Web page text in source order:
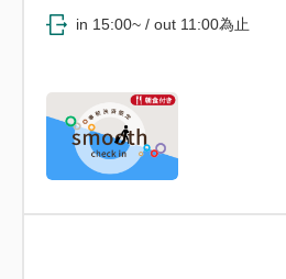
in 15:00~ / out 11:00為止